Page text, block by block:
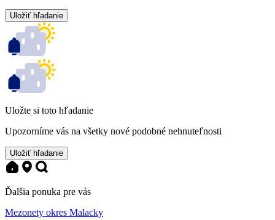
Uložiť hľadanie
Uložte si toto hľadanie
Upozorníme vás na všetky nové podobné nehnuteľnosti
Uložiť hľadanie
Ďalšia ponuka pre vás
Mezonety okres Malacky